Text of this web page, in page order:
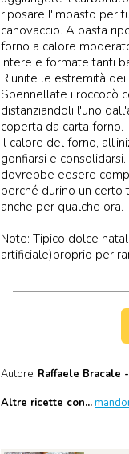
riposare l'impasto per
canovaccio. A pasta
forno a calore
intere e formate tanti
Riunite le estremità
Spennellate i roccocò
distanziandoli l'uno
coperta da carta forno.
Il calore del forno,
gonfiarsi e
dovrebbe eesere
perché durino un
anche per qualche ora.
Note: Tipico dolce
artificiale)proprio per
Autore: Raffaele Bracale
Altre ricette con...